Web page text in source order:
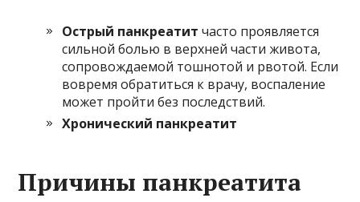
Острый панкреатит часто проявляется
сильной болью в верхней части живота,
сопровождаемой тошнотой и рвотой. Если
вовремя обратиться к врачу, воспаление
может пройти без последствий.
Хронический панкреатит
Причины панкреатита